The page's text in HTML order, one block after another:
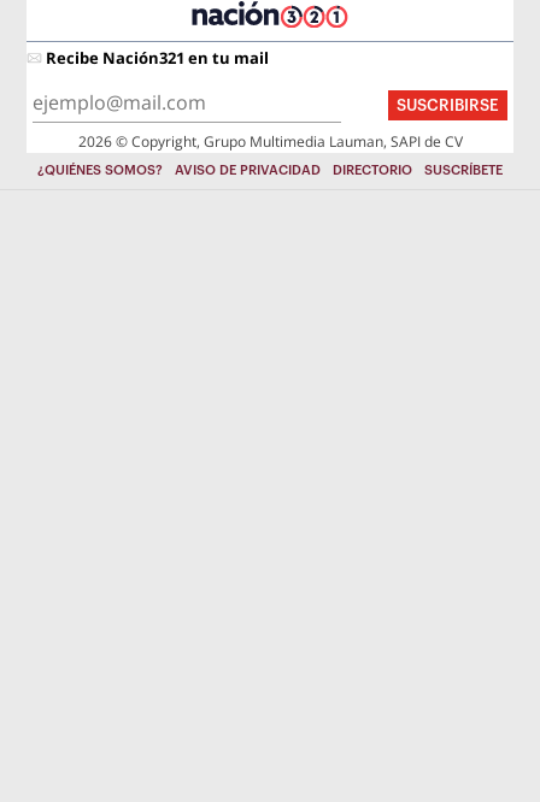
Recibe Nación321 en tu mail
SUSCRIBIRSE
2026 © Copyright, Grupo Multimedia Lauman, SAPI de CV
¿QUIÉNES SOMOS? AVISO DE PRIVACIDAD DIRECTORIO SUSCRÍBETE